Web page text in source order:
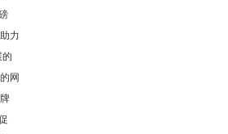
力
网